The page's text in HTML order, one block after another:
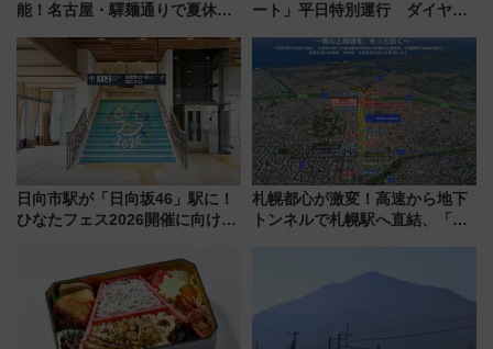
能！名古屋・驛麺通りで夏休み
よりスタート
ート」平日特別運行 ダイヤ・
三浦海岸を堪能できるお出かけ
プランもご紹介
日向市駅が「日向坂46」駅に！
ひなたフェス2026開催に向けJR
全力応援 夜行列車「ドリーム
おひさま号」も走る
札幌都心が激変！高速から地下
トンネルで札幌駅へ直結、「創